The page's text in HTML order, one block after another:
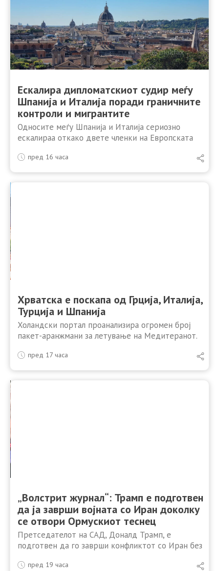
Ескалира дипломатскиот судир меѓу
Шпанија и Италија поради граничните
контроли и мигрантите
Односите меѓу Шпанија и Италија сериозно
ескалираа откако двете членки на Европската
последиците од дипломатскиот спор веќе ги
чувствуваат патниците. Италијанскиот министер
пред 16 часа
Хрватска е поскапа од Грција, Италија,
Турција и Шпанија
Холандски портал проанализира огромен број
пакет-аранжмани за летување на Медитеранот.
поместувањето на годишниот одмор од шпицот
во август кон септември, а позицијата на
пред 17 часа
„Волстрит журнал“: Трамп е подготвен
да ја заврши војната со Иран доколку
се отвори Ормускиот теснец
Претседателот на САД, Доналд Трамп, е
подготвен да го заврши конфликтот со Иран без
Техеран целосно повторно го отвори Ормушкиот
пред 19 часа